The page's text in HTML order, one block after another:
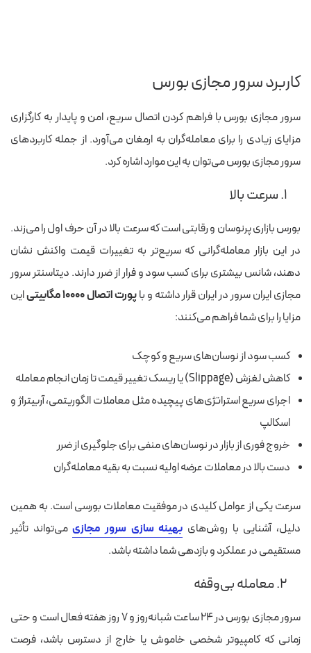
کاربرد سرور مجازی بورس
سرور مجازی بورس با فراهم کردن اتصال سریع، امن و پایدار به کارگزاری
مزایای زیادی را برای معامله‌گران به ارمغان می‌آورد. از جمله کاربردهای
سرور مجازی بورس می‌توان به این موارد اشاره کرد.
۱. سرعت بالا
بورس بازاری پرنوسان و رقابتی است که سرعت بالا در آن حرف اول را می‌زند.
در این بازار معامله‌گرانی که سریع‌تر به تغییرات قیمت واکنش نشان
دهند، شانس بیشتری برای کسب سود و فرار از ضرر دارند. دیتاسنتر سرور
مجازی ایران سرور در ایران قرار داشته و باپورت اتصال ۱۰۰۰۰ مگابیتی
این
مزایا را برای شما فراهم می‌کنند:
کسب سود از نوسان‌های سریع و کوچک
کاهش لغزش (Slippage) یا ریسک تغییر قیمت تا زمان انجام معامله
اجرای سریع استراتژی‌های پیچیده مثل معاملات الگوریتمی، آربیتراژ و
اسکالپ
خروج فوری از بازار در نوسان‌های منفی برای جلوگیری از ضرر
دست بالا در معاملات عرضه اولیه نسبت به بقیه معامله‌گران
سرعت یکی از عوامل کلیدی در موفقیت معاملات بورسی است. به همین
دلیل، آشنایی با روش‌های بهینه‌ سازی سرور مجازیمی‌تواند تأثیر
مستقیمی در عملکرد و بازدهی شما داشته باشد.
۲. معامله بی‌وقفه
سرور مجازی بورس در ۲۴ ساعت شبانه‌روز و ۷ روز هفته فعال است و حتی
زمانی که کامپیوتر شخصی خاموش یا خارج از دسترس باشد، فرصت